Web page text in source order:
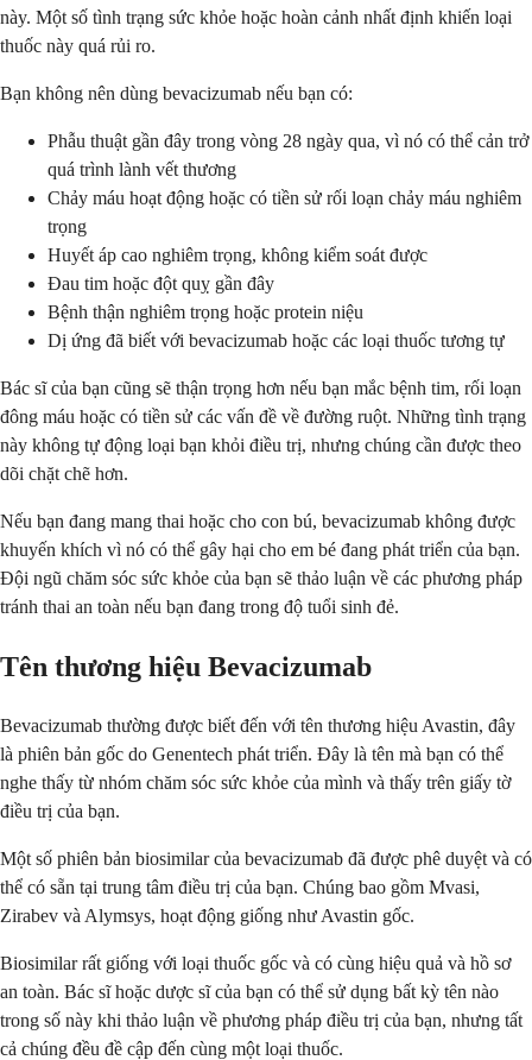
này. Một số tình trạng sức khỏe hoặc hoàn cảnh nhất định khiến loại
thuốc này quá rủi ro.
Bạn không nên dùng bevacizumab nếu bạn có:
Phẫu thuật gần đây trong vòng 28 ngày qua, vì nó có thể cản trở
quá trình lành vết thương
Chảy máu hoạt động hoặc có tiền sử rối loạn chảy máu nghiêm
trọng
Huyết áp cao nghiêm trọng, không kiểm soát được
Đau tim hoặc đột quỵ gần đây
Bệnh thận nghiêm trọng hoặc protein niệu
Dị ứng đã biết với bevacizumab hoặc các loại thuốc tương tự
Bác sĩ của bạn cũng sẽ thận trọng hơn nếu bạn mắc bệnh tim, rối loạn
đông máu hoặc có tiền sử các vấn đề về đường ruột. Những tình trạng
này không tự động loại bạn khỏi điều trị, nhưng chúng cần được theo
dõi chặt chẽ hơn.
Nếu bạn đang mang thai hoặc cho con bú, bevacizumab không được
khuyến khích vì nó có thể gây hại cho em bé đang phát triển của bạn.
Đội ngũ chăm sóc sức khỏe của bạn sẽ thảo luận về các phương pháp
tránh thai an toàn nếu bạn đang trong độ tuổi sinh đẻ.
Tên thương hiệu Bevacizumab
Bevacizumab thường được biết đến với tên thương hiệu Avastin, đây
là phiên bản gốc do Genentech phát triển. Đây là tên mà bạn có thể
nghe thấy từ nhóm chăm sóc sức khỏe của mình và thấy trên giấy tờ
điều trị của bạn.
Một số phiên bản biosimilar của bevacizumab đã được phê duyệt và có
thể có sẵn tại trung tâm điều trị của bạn. Chúng bao gồm Mvasi,
Zirabev và Alymsys, hoạt động giống như Avastin gốc.
Biosimilar rất giống với loại thuốc gốc và có cùng hiệu quả và hồ sơ
an toàn. Bác sĩ hoặc dược sĩ của bạn có thể sử dụng bất kỳ tên nào
trong số này khi thảo luận về phương pháp điều trị của bạn, nhưng tất
cả chúng đều đề cập đến cùng một loại thuốc.